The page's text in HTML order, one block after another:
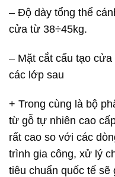
– Độ dày tổng thể
cửa từ 38÷45kg.
– Mặt cắt cấu tạo
các lớp sau
+ Trong cùng là bộ
từ gỗ tự nhiên cao
rất cao so với các
trình gia công, xử lý
tiêu chuẩn quốc tế sẽ